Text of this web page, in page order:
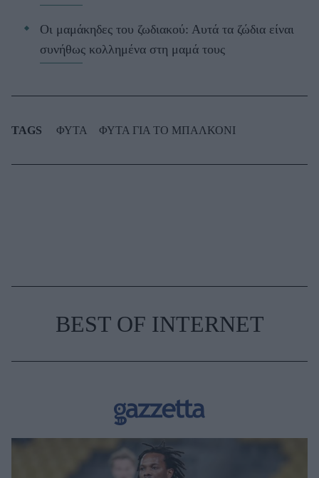
Οι μαμάκηδες του ζωδιακού: Αυτά τα ζώδια είναι
συνήθως κολλημένα στη μαμά τους
TAGS ΦΥΤΑ ΦΥΤΑ ΓΙΑ ΤΟ ΜΠΑΛΚΟΝΙ
BEST OF INTERNET